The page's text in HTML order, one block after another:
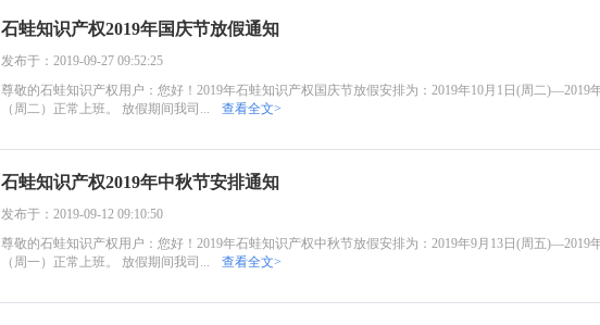
石蛙知识产权2019年国庆节放假通知
发布于：2019-09-27 09:52:25
尊敬的石蛙知识产权用户：您好！2019年石蛙知识产权国庆节放假安排为：2019年10月1日(周二)—2019
（周二）正常上班。 放假期间我司...
查看全文>
石蛙知识产权2019年中秋节安排通知
发布于：2019-09-12 09:10:50
尊敬的石蛙知识产权用户：您好！2019年石蛙知识产权中秋节放假安排为：2019年9月13日(周五)—2019
（周一）正常上班。 放假期间我司...
查看全文>